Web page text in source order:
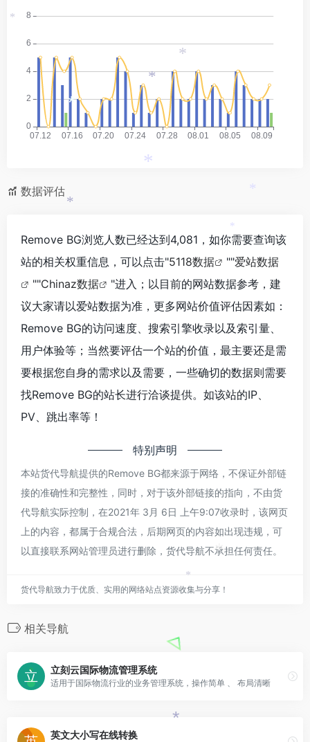
数据评估
Remove BG浏览人数已经达到4,081，如你需要查询该
站的相关权重信息，可以点击"5118数据 ""爱站数据
""Chinaz数据
"进入；以目前的网站数据参考，建
议大家请以爱站数据为准，更多网站价值评估因素如：
Remove BG的访问速度、搜索引擎收录以及索引量、
用户体验等；当然要评估一个站的价值，最主要还是需
要根据您自身的需求以及需要，一些确切的数据则需要
找Remove BG的站长进行洽谈提供。如该站的IP、
PV、跳出率等！
特别声明
本站货代导航提供的Remove BG都来源于网络，不保证外部链
接的准确性和完整性，同时，对于该外部链接的指向，不由货
代导航实际控制，在2021年 3月 6日 上午9:07收录时，该网页
上的内容，都属于合规合法，后期网页的内容如出现违规，可
以直接联系网站管理员进行删除，货代导航不承担任何责任。
货代导航致力于优质、实用的网络站点资源收集与分享！
相关导航
立刻云国际物流管理系统
适用于国际物流行业的业务管理系统，操作简单 、 布局清晰
英文大小写在线转换
*
*
*